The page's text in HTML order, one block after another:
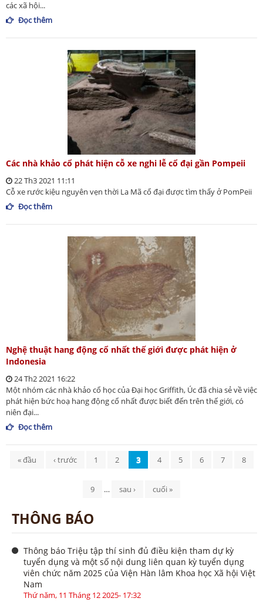
các xã hội...
Đọc thêm
Các nhà khảo cổ phát hiện cỗ xe nghi lễ cổ đại gần Pompeii
22 Th3 2021 11:11
Cỗ xe rước kiệu nguyên vẹn thời La Mã cổ đại được tìm thấy ở PomPeii
Đọc thêm
Nghệ thuật hang động cổ nhất thế giới được phát hiện ở
Indonesia
24 Th2 2021 16:22
Một nhóm các nhà khảo cổ học của Đại học Griffith, Úc đã chia sẻ về việc
phát hiện bức hoạ hang động cổ nhất được biết đến trên thế giới, có
niên đại...
Đọc thêm
Trang
« đầu ‹ trước 1 2 3 4 5 6 7 8
9 … sau › cuối »
THÔNG BÁO
Thông báo Triệu tập thí sinh đủ điều kiện tham dự kỳ
tuyển dụng và một số nội dung liên quan kỳ tuyển dụng
viên chức năm 2025 của Viện Hàn lâm Khoa học Xã hội Việt
Nam
Thứ năm, 11 Tháng 12 2025- 17:32